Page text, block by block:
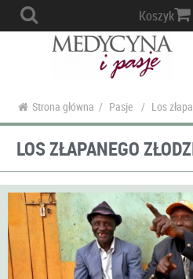
Koszyk
Strona główna / Pasje / Los
LOS ZŁAPANEGO